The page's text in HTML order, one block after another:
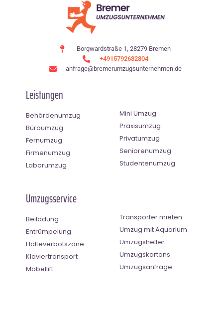
Borgwardstraße 1, 28279 Bremen
+4915792632804
anfrage@bremerumzugsunternehmen.de
Leistungen
Behördenumzug
Büroumzug
Fernumzug
Firmenumzug
Laborumzug
Mini Umzug
Praxisumzug
Privatumzug
Seniorenumzug
Studentenumzug
Umzugsservice
Beiladung
Entrümpelung
Halteverbotszone
Klaviertransport
Möbellift
Transporter mieten
Umzug mit Aquarium
Umzugshelfer
Umzugskartons
Umzugsanfrage